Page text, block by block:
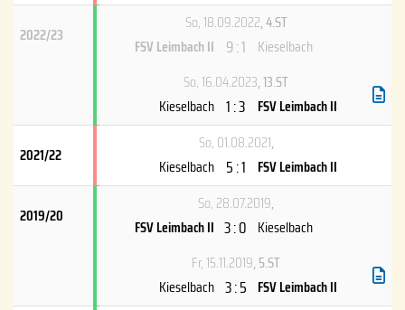
2022/23
So, 18.09.2022, 4.ST
FSV Leimbach II 9 : 1 Kieselbach
So, 16.04.2023, 13.ST
Kieselbach 1 : 3 FSV Leimbach II
2021/22
So, 01.08.2021,
Kieselbach 5 : 1 FSV Leimbach II
2019/20
So, 28.07.2019,
FSV Leimbach II 3 : 0 Kieselbach
Fr, 15.11.2019, 5.ST
Kieselbach 3 : 5 FSV Leimbach II